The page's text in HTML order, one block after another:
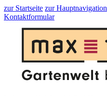
zur Startseite zur Hauptnavigation
Kontaktformular